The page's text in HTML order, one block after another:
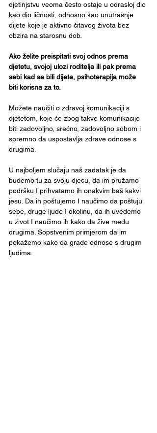
djetinjstvu veoma često ostaje u odrasloj dio
kao dio ličnosti, odnosno kao unutrašnje
dijete koje je aktivno čitavog života bez
obzira na starosnu dob.
Ako želite preispitati svoj odnos prema
djetetu, svojoj ulozi roditelja ili pak prema
sebi kad se bili dijete, psihoterapija može
biti korisna za to.
Možete naučiti o zdravoj komunikaciji s
djetetom, koje će zbog takve komunikacije
biti zadovoljno, srećno, zadovoljno sobom i
spremno da uspostavlja zdrave odnose s
drugima.
U najboljem slučaju naš zadatak je da
budemo tu za svoju djecu, da im pružamo
podršku I prihvatamo ih onakvim baš kakvi
jesu. Da ih poštujemo I naučimo da poštuju
sebe, druge ljude I okolinu, da ih uvedemo
u život I naučimo ih kako da žive među
drugima. Sopstvenim primjerom da im
pokažemo kako da grade odnose s drugim
ljudima.